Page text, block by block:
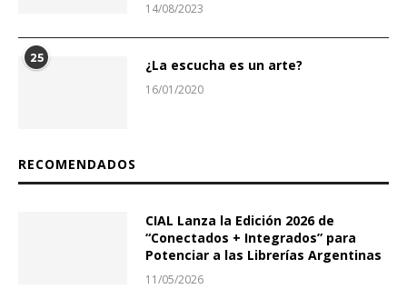
14/08/2023
25 ¿La escucha es un arte?
16/01/2020
RECOMENDADOS
CIAL Lanza la Edición 2026 de
“Conectados + Integrados” para
Potenciar a las Librerías Argentinas
11/05/2026